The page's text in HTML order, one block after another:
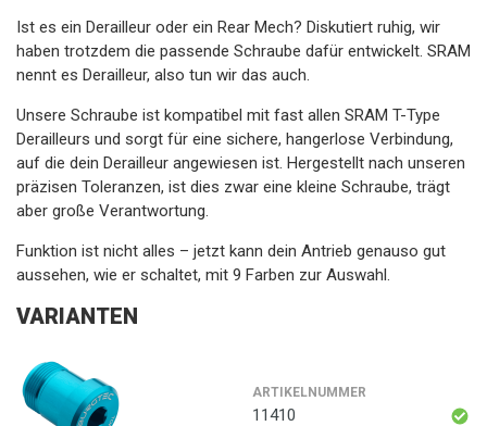
Ist es ein Derailleur oder ein Rear Mech? Diskutiert ruhig, wir
haben trotzdem die passende Schraube dafür entwickelt. SRAM
nennt es Derailleur, also tun wir das auch.
Unsere Schraube ist kompatibel mit fast allen SRAM T-Type
Derailleurs und sorgt für eine sichere, hangerlose Verbindung,
auf die dein Derailleur angewiesen ist. Hergestellt nach unseren
präzisen Toleranzen, ist dies zwar eine kleine Schraube, trägt
aber große Verantwortung.
Funktion ist nicht alles – jetzt kann dein Antrieb genauso gut
aussehen, wie er schaltet, mit 9 Farben zur Auswahl.
VARIANTEN
ARTIKELNUMMER
11410